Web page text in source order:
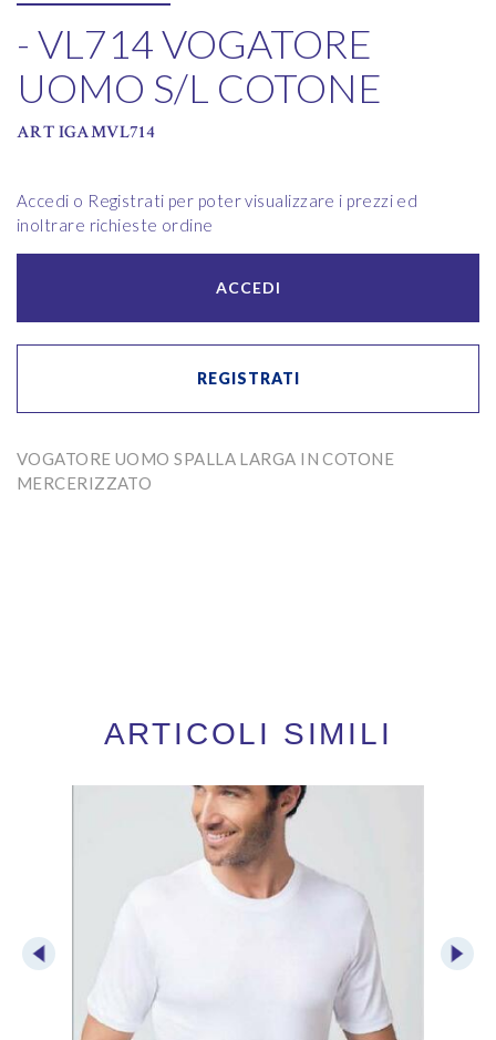
- VL714 VOGATORE
UOMO S/L COTONE
ART IGAMVL714
Accedi o Registrati per poter visualizzare i prezzi ed
inoltrare richieste ordine
ACCEDI
REGISTRATI
VOGATORE UOMO SPALLA LARGA IN COTONE
MERCERIZZATO
ARTICOLI SIMILI